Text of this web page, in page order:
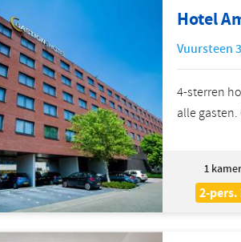
Hotel
Vuursteen 3
4-sterren
alle
1
2-